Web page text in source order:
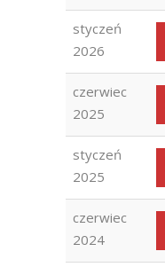
styczeń
2026
czerwiec
2025
styczeń
2025
czerwiec
2024